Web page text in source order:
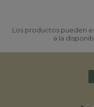
Los productos pueden
a la